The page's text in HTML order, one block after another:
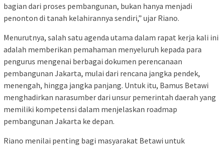
bagian dari proses pembangunan, bukan hanya menjadi
penonton di tanah kelahirannya sendiri,” ujar Riano.
Menurutnya, salah satu agenda utama dalam rapat kerja kali ini
adalah memberikan pemahaman menyeluruh kepada para
pengurus mengenai berbagai dokumen perencanaan
pembangunan Jakarta, mulai dari rencana jangka pendek,
menengah, hingga jangka panjang. Untuk itu, Bamus Betawi
menghadirkan narasumber dari unsur pemerintah daerah yang
memiliki kompetensi dalam menjelaskan roadmap
pembangunan Jakarta ke depan.
Riano menilai penting bagi masyarakat Betawi untuk